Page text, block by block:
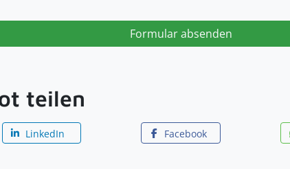
Formular absenden
teilen
LinkedIn Facebook